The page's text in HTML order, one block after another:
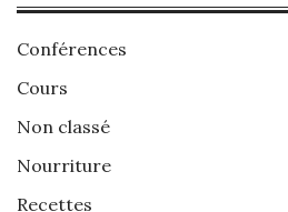
Conférences
Cours
Non classé
Nourriture
Recettes